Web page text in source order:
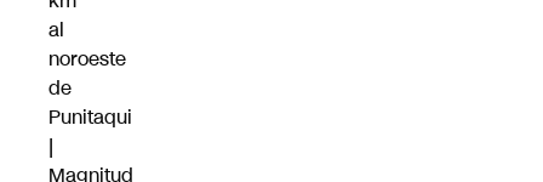
al
noroeste
de
Punitaqui
|
Magnitud